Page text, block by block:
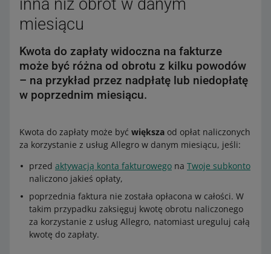
inna niż obrót w danym
miesiącu
Kwota do zapłaty widoczna na fakturze
może być różna od obrotu z kilku powodów
– na przykład przez nadpłatę lub niedopłatę
w poprzednim miesiącu.
Kwota do zapłaty może być większa od opłat naliczonych
za korzystanie z usług Allegro w danym miesiącu, jeśli:
przed aktywacją konta fakturowego na Twoje subkonto
naliczono jakieś opłaty,
poprzednia faktura nie została opłacona w całości. W
takim przypadku zaksięguj kwotę obrotu naliczonego
za korzystanie z usług Allegro, natomiast ureguluj całą
kwotę do zapłaty.